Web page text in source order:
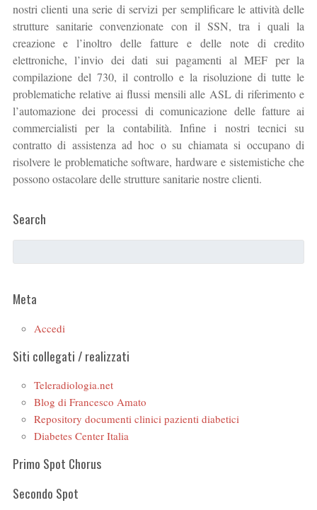
nostri clienti una serie di servizi per semplificare le attività delle
strutture sanitarie convenzionate con il SSN, tra i quali la
creazione e l’inoltro delle fatture e delle note di credito
elettroniche, l’invio dei dati sui pagamenti al MEF per la
compilazione del 730, il controllo e la risoluzione di tutte le
problematiche relative ai flussi mensili alle ASL di riferimento e
l’automazione dei processi di comunicazione delle fatture ai
commercialisti per la contabilità. Infine i nostri tecnici su
contratto di assistenza ad hoc o su chiamata si occupano di
risolvere le problematiche software, hardware e sistemistiche che
possono ostacolare delle strutture sanitarie nostre clienti.
Search
Meta
Accedi
Siti collegati / realizzati
Teleradiologia.net
Blog di Francesco Amato
Repository documenti clinici pazienti diabetici
Diabetes Center Italia
Primo Spot Chorus
Secondo Spot